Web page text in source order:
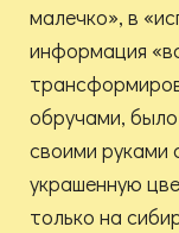
малечко», в
информация
обручами,
своими руками
украшенную
только на